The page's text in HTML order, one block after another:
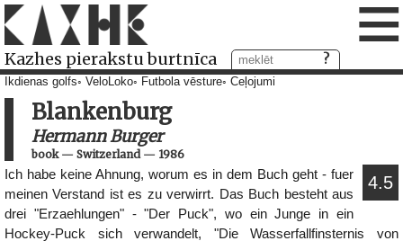
Kazhes pierakstu burtnīca ≡
Ikdienas golfs VeloLoko Futbola vēsture Ceļojumi
Blankenburg
Hermann Burger
book— Switzerland— 1986
4.5
Ich habe keine Ahnung, worum es in dem Buch geht - fuer
meinen Verstand ist es zu verwirrt. Das Buch besteht aus
drei "Erzaehlungen" - "Der Puck", wo ein Junge in ein
Hockey-Puck sich verwandelt, "Die Wasserfallfinsternis von